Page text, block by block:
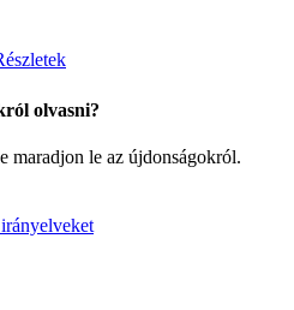
olvasni?
maradjon le az újdonságokról.